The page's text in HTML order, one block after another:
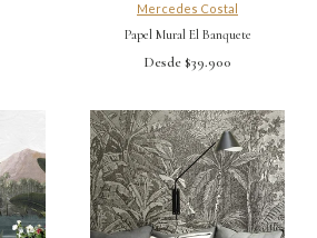
Mercedes Costal
Papel Mural El Banquete
Desde $39.900